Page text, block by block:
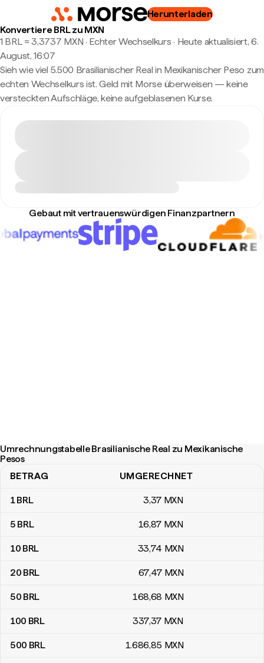
Herunterladen
Konvertiere BRL zu MXN
1 BRL ≈ 3,3737 MXN · Echter Wechselkurs · Heute aktualisiert, 6.
August, 16:07
Sieh wie viel 5.500 Brasilianischer Real in Mexikanischer Peso zum
echten Wechselkurs ist. Geld mit Morse überweisen — keine
versteckten Aufschläge, keine aufgeblasenen Kurse.
Gebaut mit vertrauenswürdigen Finanzpartnern
Umrechnungstabelle Brasilianische Real zu Mexikanische
Pesos
Umrechnungstabelle Brasilianische Real zu Mexikanische Pesos
BETRAG UMGERECHNET
1BRL 3,37 MXN
5 BRL 16,87 MXN
10 BRL 33,74 MXN
20 BRL 67,47 MXN
50 BRL 168,68 MXN
100 BRL 337,37 MXN
500 BRL 1.686,85 MXN